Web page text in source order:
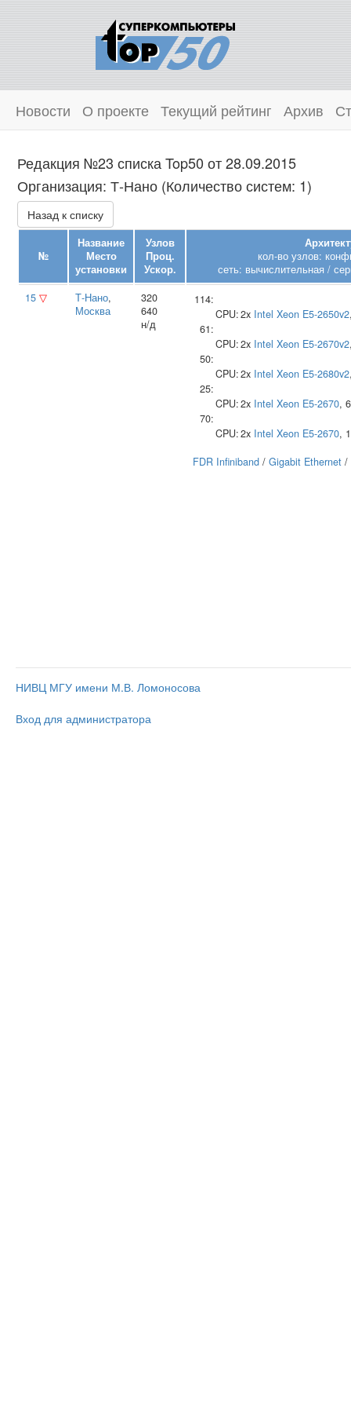
Новости О проекте Текущий рейтинг Архив
Редакция №23 списка Top50 от 28.09.2015
Организация: Т‑Нано (Количество систем: 1)
Назад к списку
№
Название
Место
установки
Узлов
Проц.
Ускор.
кол-во узлов:
сеть: вычислительная /
15 ▽ Т‑Нано,
Москва
320
640
н/д
114:
CPU:2x Intel Xeon E5-2650v2
61:
CPU:2x Intel Xeon E5-2670v2
50:
CPU:2x Intel Xeon E5-2680v2
25:
CPU:2x Intel Xeon E5-2670,
70:
CPU:2x Intel Xeon E5-2670,
FDR Infiniband / Gigabit Ethernet /
НИВЦ МГУ имени М.В. Ломоносова
Вход для администратора